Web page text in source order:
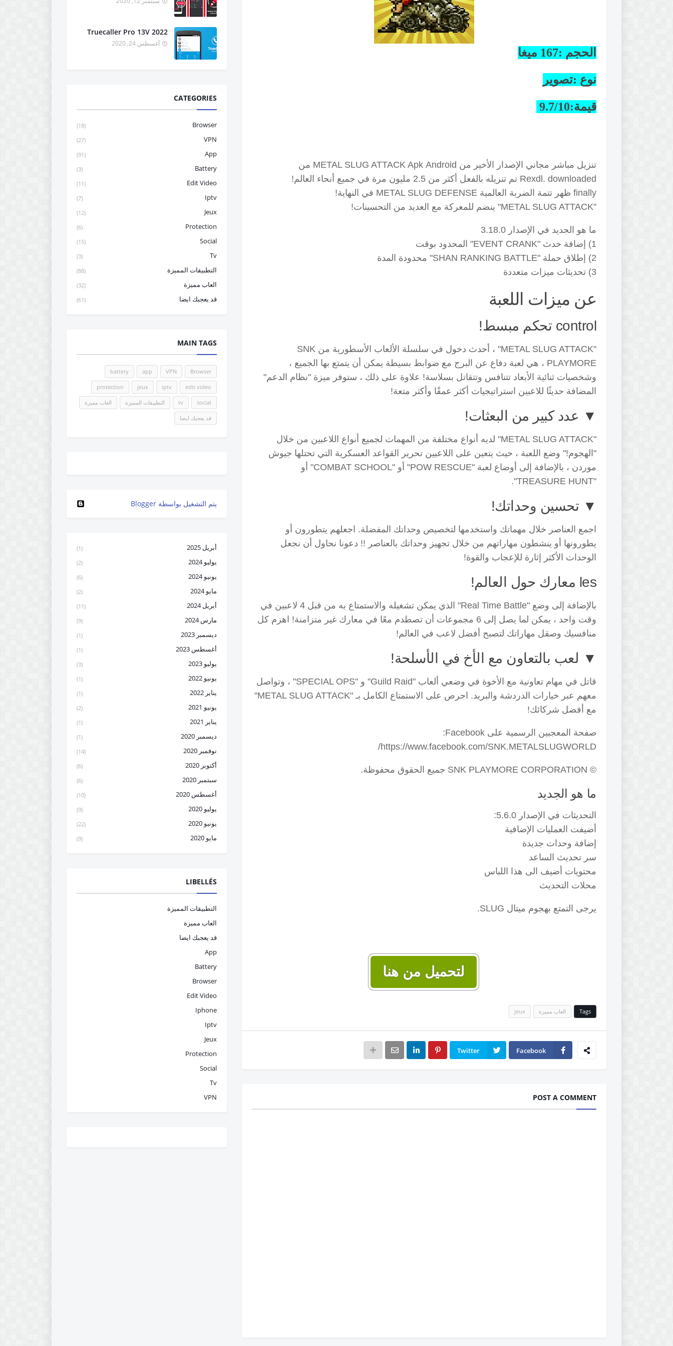
الحجم :167 ميغا
نوع :تصوير
قيمة:9.7/10
تنزيل مباشر مجاني الإصدار الأخير من METAL SLUG ATTACK Apk Android من
Rexdl. downloaded تم تنزيله بالفعل أكثر من 2.5 مليون مرة في جميع أنحاء العالم!
finally ظهر تتمة الضربة العالمية METAL SLUG DEFENSE في النهاية!
"METAL SLUG ATTACK" ينضم للمعركة مع العديد من التحسينات!
ما هو الجديد في الإصدار 3.18.0
1) إضافة حدث "EVENT CRANK" المحدود بوقت
2) إطلاق
حملة "SHAN RANKING BATTLE"
محدودة المدة
3) تحديثات ميزات متعددة
عن ميزات اللعبة
control تحكم مبسط!
"METAL SLUG ATTACK" ، أحدث دخول في سلسلة الألعاب الأسطورية من SNK
PLAYMORE ، هي لعبة دفاع عن البرج مع ضوابط بسيطة يمكن أن يتمتع بها الجميع ،
وشخصيات ثنائية الأبعاد تتنافس وتتقاتل بسلاسة! علاوة على ذلك ، ستوفر ميزة "نظام الدعم"
المضافة حديثًا للاعبين استراتيجيات أكثر عمقًا وأكثر متعة!
▼ عدد كبير من البعثات!
"METAL SLUG ATTACK" لديه أنواع مختلفة من المهمات لجميع أنواع اللاعبين من خلال
"الهجوم!" وضع اللعبة ، حيث يتعين على اللاعبين تحرير القواعد العسكرية التي تحتلها جيوش
موردن ، بالإضافة إلى أوضاع لعبة "POW RESCUE" أو "COMBAT SCHOOL" أو
"TREASURE HUNT".
▼ تحسين وحداتك!
اجمع العناصر خلال مهماتك واستخدمها لتخصيص وحداتك المفضلة. اجعلهم يتطورون أو
يطورونها أو ينشطون مهاراتهم من خلال تجهيز وحداتك بالعناصر !! دعونا نحاول أن نجعل
الوحدات الأكثر إثارة للإعجاب والقوة!
les معارك حول العالم!
بالإضافة إلى وضع "Real Time Battle" الذي يمكن تشغيله والاستمتاع به من قبل 4 لاعبين في
وقت واحد ، يمكن لما يصل إلى 6 مجموعات أن تصطدم معًا في معارك غير متزامنة!
اهزم كل
منافسيك وصقل مهاراتك لتصبح أفضل لاعب في العالم!
▼ لعب بالتعاون مع الأخ في الأسلحة!
قاتل في مهام تعاونية مع الأخوة في وضعي ألعاب "Guild Raid" و "SPECIAL OPS" ، وتواصل
معهم عبر خيارات الدردشة والبريد.
احرص على الاستمتاع الكامل بـ "METAL SLUG ATTACK"
مع أفضل شركائك!
صفحة المعجبين الرسمية على Facebook:
https://www.facebook.com/SNK.METALSLUGWORLD/
© SNK PLAYMORE CORPORATION جميع الحقوق محفوظة.
ما هو الجديد
التحديثات في الإصدار 5.6.0:
أضيفت العمليات الإضافية
إضافة وحدات جديدة
سر تحديث الساعد
محتويات أضيف الى هذا اللباس
محلات التحديث
يرجى التمتع بهجوم ميتال SLUG.
لتحميل من هنا
Tags العاب مميزة jeux
Facebook
Twitter
POST A COMMENT
Truecaller Pro 13V 2022
أغسطس 24, 2020
CATEGORIES
Browser
(18)
VPN
(27)
App
(91)
Battery
(3)
Edit Video
(11)
Iptv
(7)
Jeux
(12)
Protection
(6)
Social
(15)
Tv
(3)
التطبيقات المميزة (88)
العاب مميزة (32)
قد يعجبك ايضا (61)
MAIN TAGS
Browser
VPN
app
battery
edit video
iptv
jeux
protection
social
tv التطبيقات المميزة العاب مميزة
قد يعجبك ايضا
‏يتم التشغيل بواسطة Blogger
أبريل 2025 (1)
يوليو 2024 (2)
يونيو 2024 (6)
مايو 2024 (2)
أبريل 2024 (11)
مارس 2024 (9)
ديسمبر 2023 (1)
أغسطس 2023 (1)
يوليو 2023 (3)
يونيو 2022 (1)
يناير 2022 (1)
يونيو 2021 (2)
يناير 2021 (1)
ديسمبر 2020 (1)
نوفمبر 2020 (14)
أكتوبر 2020 (6)
سبتمبر 2020 (6)
أغسطس 2020 (10)
يوليو 2020 (9)
يونيو 2020 (22)
مايو 2020 (9)
LIBELLÉS
التطبيقات المميزة
العاب مميزة
قد يعجبك ايضا
App
Battery
Browser
Edit Video
Iphone
Iptv
Jeux
Protection
Social
Tv
VPN